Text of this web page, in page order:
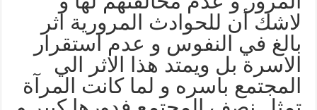
أن للحوادث المرورية اثر
في النفوس و عدم استقرار
بل ويمتد هذا الاثر الي
باسره و لما كانت المرآة